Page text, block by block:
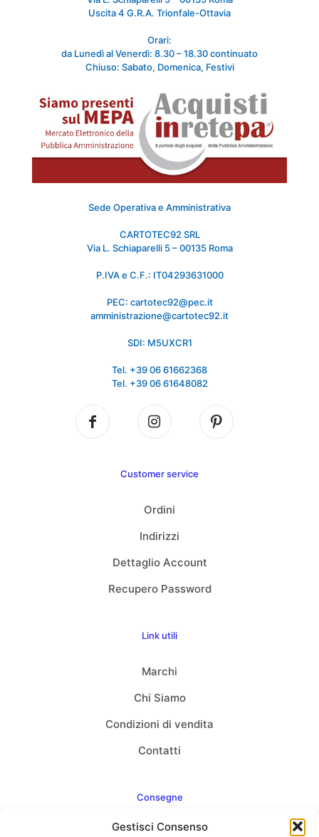
Gestisci Consenso
Uscita 4 G.R.A. Trionfale-Ottavia
Orari:
da Lunedì al Venerdì: 8.30 – 18.30 continuato
Chiuso: Sabato, Domenica, Festivi
Sede Operativa e Amministrativa
CARTOTEC92 SRL
Via L. Schiaparelli 5 – 00135 Roma
P.IVA e C.F.: IT04293631000
PEC: cartotec92@pec.it
amministrazione@cartotec92.it
SDI: M5UXCR1
Tel. +39 06 61662368
Tel. +39 06 61648082
Customer service
Ordini
Indirizzi
Dettaglio Account
Recupero Password
Link utili
Marchi
Chi Siamo
Condizioni di vendita
Contatti
Consegne
Come consegnamo